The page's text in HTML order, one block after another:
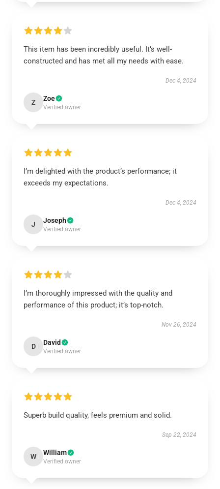
This item has been incredibly useful. It’s well-
constructed and has met all my needs with ease.
Dec 4, 2024
Z Zoe
Verified owner
I’m delighted with the product’s performance; it
exceeds my expectations.
Dec 4, 2024
J Joseph
Verified owner
I’m thoroughly impressed with the quality and
performance of this product; it’s top-notch.
Nov 26, 2024
D David
Verified owner
Superb build quality, feels premium and solid.
Sep 22, 2024
W William
Verified owner